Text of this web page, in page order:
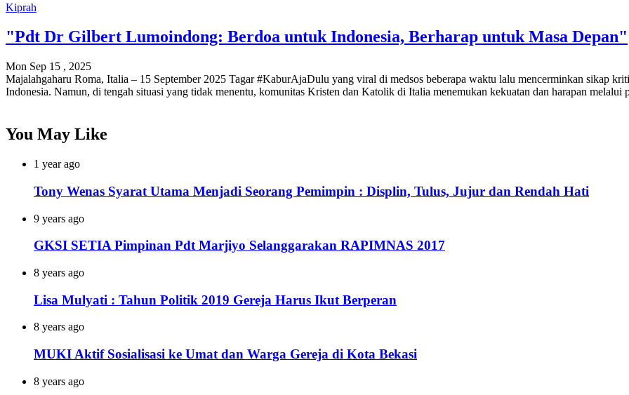
Kiprah
"Pdt Dr Gilbert Lumoindong: Berdoa untuk Indonesia, Berharap untuk Masa Depan"
Mon Sep 15 , 2025
Majalahgaharu Roma, Italia – 15 September 2025 Tagar #KaburAjaDulu yang viral di medsos beberapa waktu lalu mencerminkan sikap
Indonesia. Namun, di tengah situasi yang tidak menentu, komunitas Kristen dan Katolik di Italia menemukan kekuatan dan harapan
You May Like
1 year ago
Tony Wenas Syarat Utama Menjadi Seorang Pemimpin : Displin, Tulus, Jujur dan Rendah Hati
9 years ago
GKSI SETIA Pimpinan Pdt Marjiyo Selanggarakan RAPIMNAS 2017
8 years ago
Lisa Mulyati : Tahun Politik 2019 Gereja Harus Ikut Berperan
8 years ago
MUKI Aktif Sosialisasi ke Umat dan Warga Gereja di Kota Bekasi
8 years ago